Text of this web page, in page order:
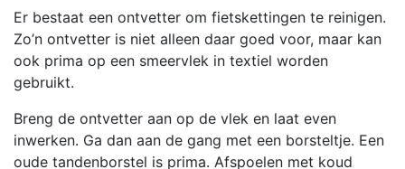
Er bestaat een ontvetter om fietskettingen te reinigen.
Zo’n ontvetter is niet alleen daar goed voor, maar kan
ook prima op een smeervlek in textiel worden
gebruikt.
Breng de ontvetter aan op de vlek en laat even
inwerken. Ga dan aan de gang met een borsteltje. Een
oude tandenborstel is prima. Afspoelen met koud